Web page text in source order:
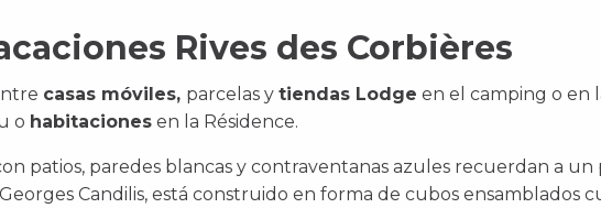
Rives des Corbières
casas móviles, parcelas y tiendas Lodge en el camping o en
o habitaciones en la Résidence.
patios, paredes blancas y contraventanas azules recuerdan a
Candilis, está construido en forma de cubos ensamblados